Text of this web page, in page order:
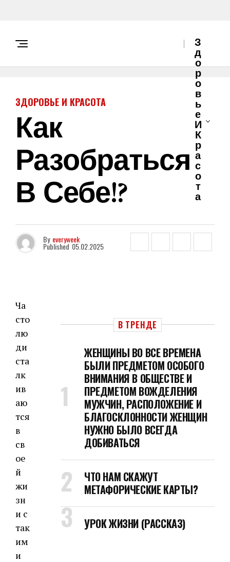
З
Д
О
Р
О
В
Ь
Е
И
К
Р
А
С
О
Т
А
ЗДОРОВЬЕ И КРАСОТА
Как
Разобраться
В Себе!?
By everyweek
Published 05.02.2025
Ча
сто
лю
ди
ста
лк
ив
аю
тся
в
св
ое
й
жи
зн
и с
так
им
и
В ТРЕНДЕ
ЖЕНЩИНЫ ВО ВСЕ ВРЕМЕНА
БЫЛИ ПРЕДМЕТОМ ОСОБОГО
ВНИМАНИЯ В ОБЩЕСТВЕ И
ПРЕДМЕТОМ ВОЖДЕЛЕНИЯ
МУЖЧИН, РАСПОЛОЖЕНИЕ И
БЛАГОСКЛОННОСТИ ЖЕНЩИН
НУЖНО БЫЛО ВСЕГДА
ДОБИВАТЬСЯ
ЧТО НАМ СКАЖУТ
МЕТАФОРИЧЕСКИЕ КАРТЫ?
УРОК ЖИЗНИ (РАССКАЗ)